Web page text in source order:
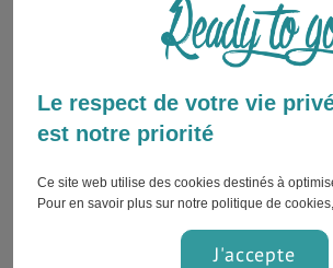
Pour tout savoir sur les horaires et les
Le respect de votre vie
est notre priorité
Ce site web utilise des cookies destinés à
Pour en savoir plus sur notre politique de cookies,
J'accepte